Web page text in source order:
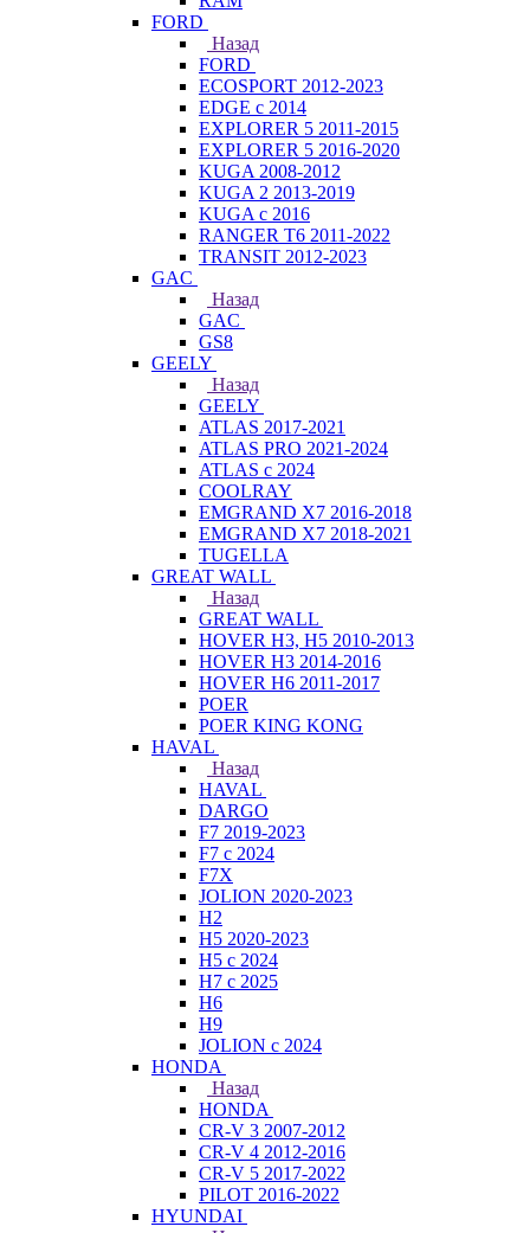
FORD
Назад
FORD
ECOSPORT 2012-2023
EDGE c 2014
EXPLORER 5 2011-2015
EXPLORER 5 2016-2020
KUGA 2008-2012
KUGA 2 2013-2019
KUGA с 2016
RANGER T6 2011-2022
TRANSIT 2012-2023
GAC
Назад
GAC
GS8
GEELY
Назад
GEELY
ATLAS 2017-2021
ATLAS PRO 2021-2024
ATLAS с 2024
COOLRAY
EMGRAND X7 2016-2018
EMGRAND X7 2018-2021
TUGELLA
GREAT WALL
Назад
GREAT WALL
HOVER H3, H5 2010-2013
HOVER H3 2014-2016
HOVER H6 2011-2017
POER
POER KING KONG
HAVAL
Назад
HAVAL
DARGO
F7 2019-2023
F7 с 2024
F7X
JOLION 2020-2023
H2
H5 2020-2023
H5 с 2024
H7 с 2025
H6
H9
JOLION с 2024
HONDA
Назад
HONDA
CR-V 3 2007-2012
CR-V 4 2012-2016
CR-V 5 2017-2022
PILOT 2016-2022
HYUNDAI